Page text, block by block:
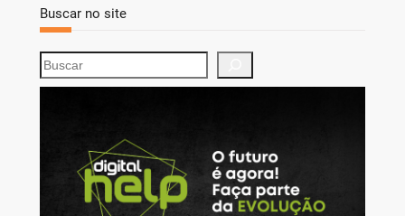
Buscar no site
S
e